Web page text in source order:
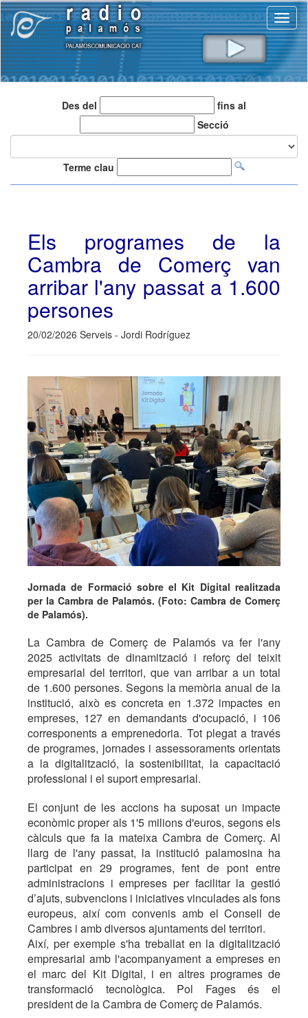
Des del
fins al
Secció
Terme clau
Els programes de la
Cambra de Comerç van
arribar l'any passat a 1.600
persones
20/02/2026 Serveis - Jordi Rodríguez
Jornada de Formació sobre el Kit Digital realitzada
per la Cambra de Palamós. (Foto: Cambra de Comerç
de Palamós).
La Cambra de Comerç de Palamós va fer l'any
2025 activitats de dinamització i reforç del teixit
empresarial del territori, que van arribar a un total
de 1.600 persones. Segons la memòria anual de la
institució, això es concreta en 1.372 impactes en
empreses, 127 en demandants d'ocupació, i 106
corresponents a emprenedoria. Tot plegat a través
de programes, jornades i assessoraments orientats
a la digitalització, la sostenibilitat, la capacitació
professional i el suport empresarial.
El conjunt de les accions ha suposat un impacte
econòmic proper als 1'5 milions d'euros, segons els
càlculs que fa la mateixa Cambra de Comerç. Al
llarg de l'any passat, la institució palamosina ha
participat en 29 programes, fent de pont entre
administracions i empreses per facilitar la gestió
d’ajuts, subvencions i iniciatives vinculades als fons
europeus, així com convenis amb el Consell de
Cambres i amb diversos ajuntaments del territori.
Així, per exemple s'ha treballat en la digitalització
empresarial amb l'acompanyament a empreses en
el marc del Kit Digital, i en altres programes de
transformació tecnològica. Pol Fages és el
president de la Cambra de Comerç de Palamós.